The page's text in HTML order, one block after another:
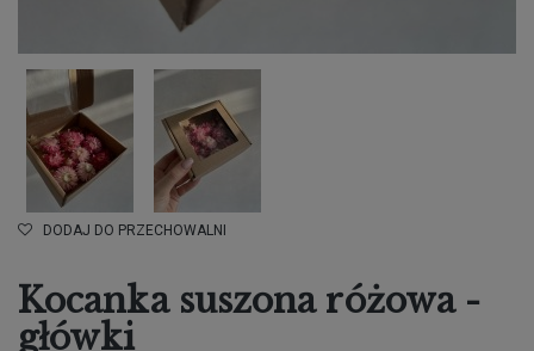
DODAJ DO PRZECHOWALNI
Kocanka suszona różowa -
główki